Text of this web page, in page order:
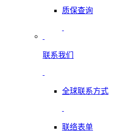
质保查询
联系我们
全球联系方式
联络表单